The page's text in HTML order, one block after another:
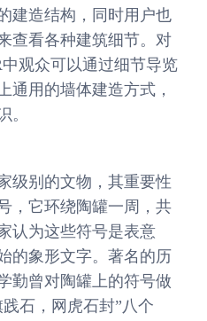
建造结构，同时用户也
查看各种建筑细节。对
观众可以通过细节导览
通用的墙体建造方式，
。
级别的文物，其重要性
，它环绕陶罐一周，共
认为这些符号是表意
的象形文字。著名的历
勤曾对陶罐上的符号做
石，网虎石封”八个